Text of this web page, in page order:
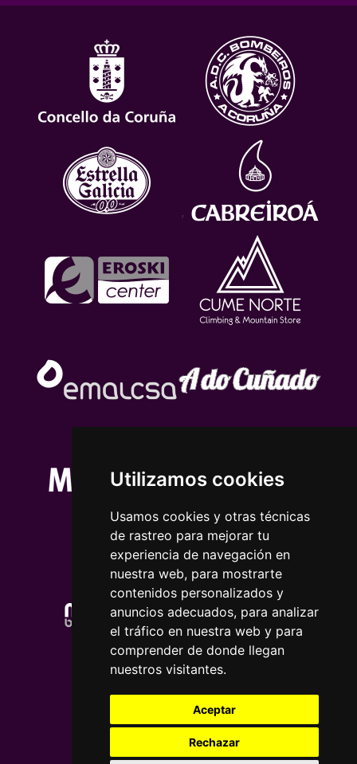
Utilizamos cookies
Usamos cookies y otras técnicas
de rastreo para mejorar tu
experiencia de navegación en
nuestra web, para mostrarte
contenidos personalizados y
anuncios adecuados, para analizar
el tráfico en nuestra web y para
comprender de donde llegan
nuestros visitantes.
Aceptar
Rechazar